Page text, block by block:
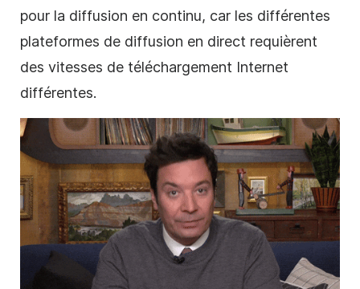
pour la diffusion en continu, car les différentes
plateformes de diffusion en direct requièrent
des vitesses de téléchargement Internet
différentes.